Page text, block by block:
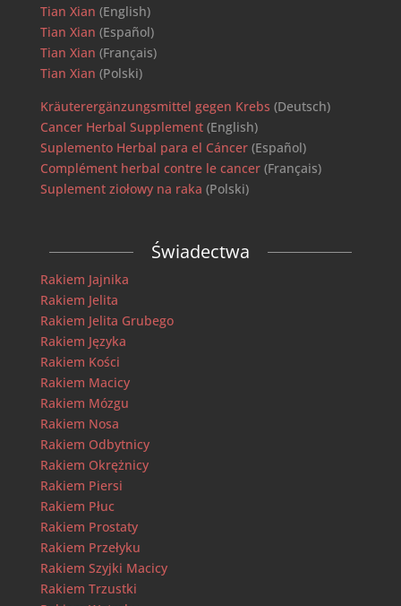
Tian Xian (English)
Tian Xian (Español)
Tian Xian (Français)
Tian Xian (Polski)
Kräuterergänzungsmittel gegen Krebs (Deutsch)
Cancer Herbal Supplement(English)
Suplemento Herbal para el Cáncer(Español)
Complément herbal contre le cancer(Français)
Suplement ziołowy na raka (Polski)
Świadectwa
Rakiem Jajnika
Rakiem Jelita
Rakiem Jelita Grubego
Rakiem Języka
Rakiem Kości
Rakiem Macicy
Rakiem Mózgu
Rakiem Nosa
Rakiem Odbytnicy
Rakiem Okrężnicy
Rakiem Piersi
Rakiem Płuc
Rakiem Prostaty
Rakiem Przełyku
Rakiem Szyjki Macicy
Rakiem Trzustki